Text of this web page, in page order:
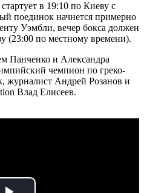
в 19:10 по Киеву с
поединок начнется примерно
Уэмбли, вечер бокса должен
(23:00 по местному времени).
Панченко и Александра
чемпион по греко-
журналист Андрей Розанов и
Влад Елисеев.